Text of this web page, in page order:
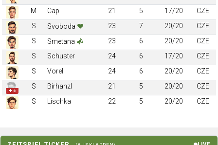
M
Cap 21 5 17/20
CZE
S
Svoboda 23 7 20/20
CZE
S
Smetana 23 6 20/20
CZE
S
Schuster 24 6 17/20
CZE
S
Vorel 24 6 20/20 CZE
✚ 6
S Birhanzl 21 5 20/20
CZE
S
Lischka 22 5 20/20 CZE